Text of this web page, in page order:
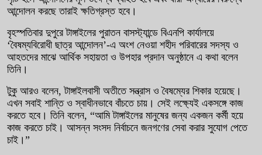
আন্দোলন করছে তারাই ক্ষতিগ্রস্ত হবে।
বৃহস্পতিবার দুপুরে টাঙ্গাইলের পুরাতন বাসস্ট্যান্ডে বিএনপি কার্যালয়ে
‘বৈষম্যবিরোধী ছাত্র আন্দোলন’-এ অংশ নেওয়া শহীদ পরিবারের সদস্য ও
আহতদের মাঝে আর্থিক সহায়তা ও উপহার প্রদান অনুষ্ঠানে এ কথা বলেন
তিনি।
টুকু আরও বলেন, টাঙ্গাইলবাসী অতীতে সন্ত্রাস ও বৈষম্যের শিকার হয়েছে।
এখন সবাই শান্তি ও স্বাধীনভাবে বাঁচতে চায়। সেই লক্ষ্যেই একসঙ্গে কাজ
করতে হবে। তিনি বলেন, “আমি টাঙ্গাইলের মানুষের জন্য একজন কর্মী হয়ে
কাজ করতে চাই। আসন্ন সংসদ নির্বাচনে জনগণের সেবা করার সুযোগ পেতে
চাই।”